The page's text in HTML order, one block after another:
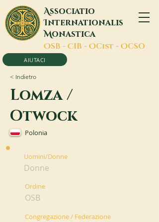
Associatio
Internationalis
Monastica
OSB - CIB - OCist - OCSO
AIUTACI
< Indietro
Lomza /
Otwock
Polonia
Uomini/Donne
Donne
Ordine
OSB
Congregazione / Federazione